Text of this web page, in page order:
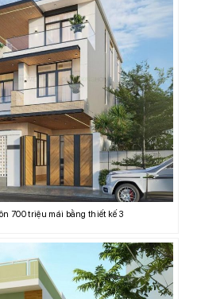
700 triệu mái bằng thiết kế 3